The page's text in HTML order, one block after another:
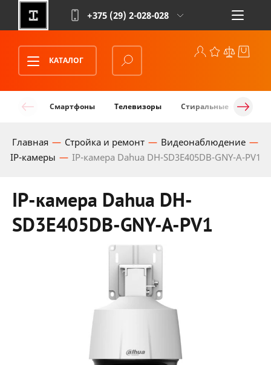
+375 (29) 2-028-028
КАТАЛОГ
Смартфоны Телевизоры Стиральные машины
Главная Стройка и ремонт
Видеонаблюдение
IP-камеры
IP-камера Dahua DH-SD3E405DB-GNY-A-PV1
IP-камера Dahua DH-
SD3E405DB-GNY-A-PV1